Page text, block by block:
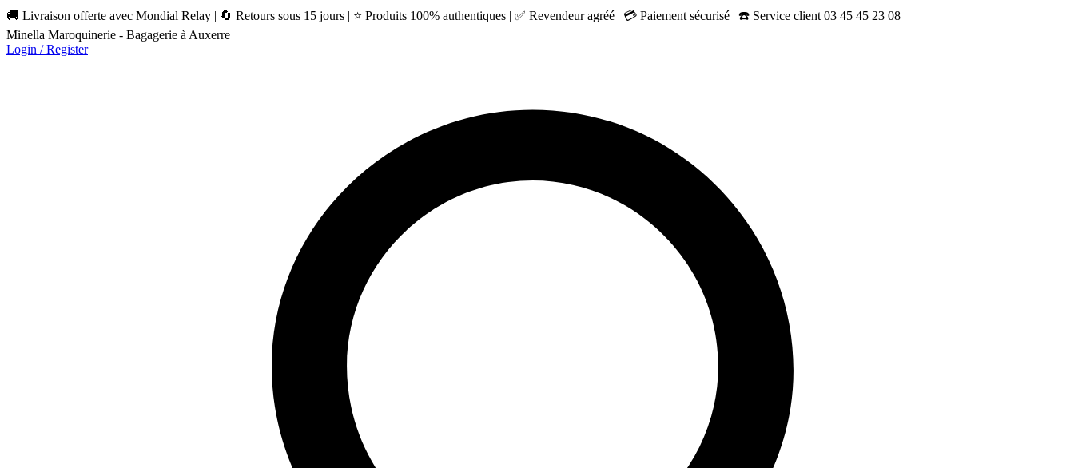
🚚 Livraison offerte avec Mondial Relay | 🔄 Retours sous 15 jours | ⭐ Produits 100% authentiques | ✅ Revendeur agréé | 💳 Paiement sécurisé | ☎️ Service client 03 45 45 23 08
Minella Maroquinerie - Bagagerie à Auxerre
Login / Register